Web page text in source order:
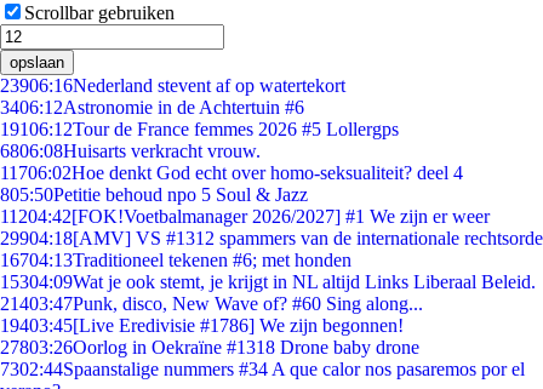
Scrollbar gebruiken
opslaan
23906:16Nederland stevent af op watertekort
3406:12Astronomie in de Achtertuin #6
19106:12Tour de France femmes 2026 #5 Lollergps
6806:08Huisarts verkracht vrouw.
11706:02Hoe denkt God echt over homo-seksualiteit? deel 4
805:50Petitie behoud npo 5 Soul & Jazz
11204:42[FOK!Voetbalmanager 2026/2027] #1 We zijn er weer
29904:18[AMV] VS #1312 spammers van de internationale rechtsorde
16704:13Traditioneel tekenen #6; met honden
15304:09Wat je ook stemt, je krijgt in NL altijd Links Liberaal Beleid.
21403:47Punk, disco, New Wave of? #60 Sing along...
19403:45[Live Eredivisie #1786] We zijn begonnen!
27803:26Oorlog in Oekraïne #1318 Drone baby drone
7302:44Spaanstalige nummers #34 A que calor nos pasaremos por el